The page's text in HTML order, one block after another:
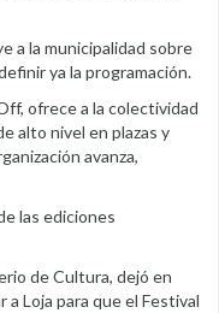
a la municipalidad sobre
ya la programación.
ofrece a la colectividad
alto nivel en plazas y
avanza,
las ediciones
de Cultura, dejó en
Loja para que el Festival